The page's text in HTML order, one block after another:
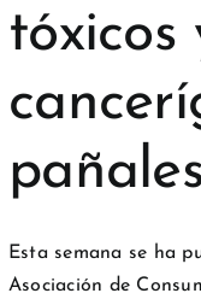
tóxicos
Esta semana se ha
Asociación de